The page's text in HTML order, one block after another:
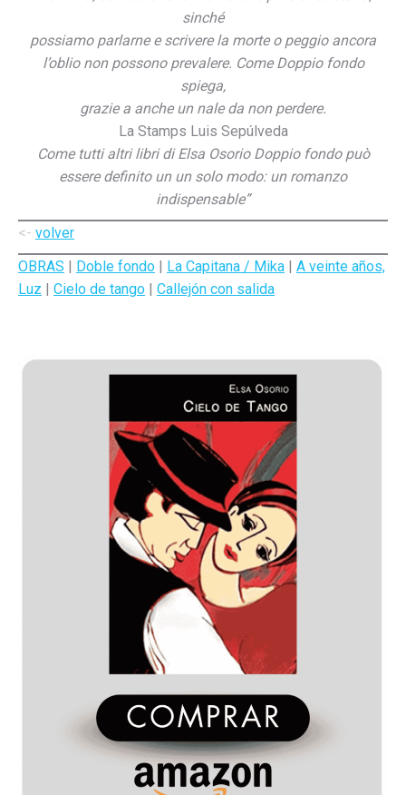
sinché
possiamo parlarne e scrivere la morte o peggio ancora
l’oblio non possono prevalere. Come Doppio fondo
spiega,
grazie a anche un nale da non perdere.
La Stamps Luis Sepúlveda
Come tutti altri libri di Elsa Osorio Doppio fondo può
essere definito un un solo modo: un romanzo
indispensable”
<- volver
OBRAS | Doble fondo | La Capitana / Mika | A veinte años,
Luz | Cielo de tango | Callejón con salida